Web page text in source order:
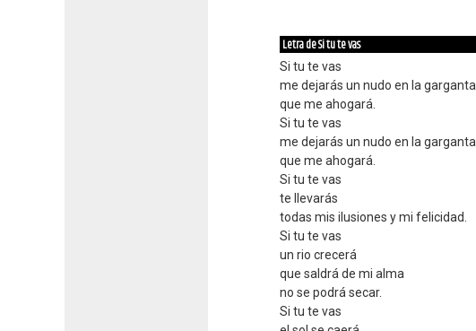
Letra de Si tu te vas
Si tu te vas
me dejarás un nudo en la garganta
que me ahogará.
Si tu te vas
me dejarás un nudo en la garganta
que me ahogará.
Si tu te vas
te llevarás
todas mis ilusiones y mi felicidad.
Si tu te vas
un rio crecerá
que saldrá de mi alma
no se podrá secar.
Si tu te vas